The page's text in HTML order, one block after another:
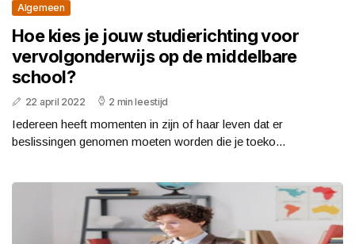
Algemeen
Hoe kies je jouw studierichting voor
vervolgonderwijs op de middelbare
school?
22 april 2022 2 min leestijd
Iedereen heeft momenten in zijn of haar leven dat er
beslissingen genomen moeten worden die je toeko...